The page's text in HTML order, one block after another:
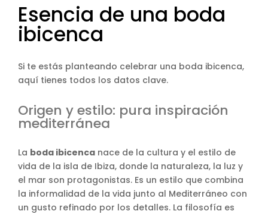
Esencia de una boda
ibicenca
Si te estás planteando celebrar una boda ibicenca,
aquí tienes todos los datos clave.
Origen y estilo: pura inspiración
mediterránea
La boda ibicenca nace de la cultura y el estilo de
vida de la isla de Ibiza, donde la naturaleza, la luz y
el mar son protagonistas. Es un estilo que combina
la informalidad de la vida junto al Mediterráneo con
un gusto refinado por los detalles. La filosofía es